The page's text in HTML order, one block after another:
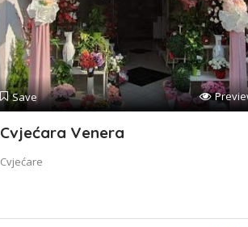
Save
Cvjećara Venera
Cvjećare